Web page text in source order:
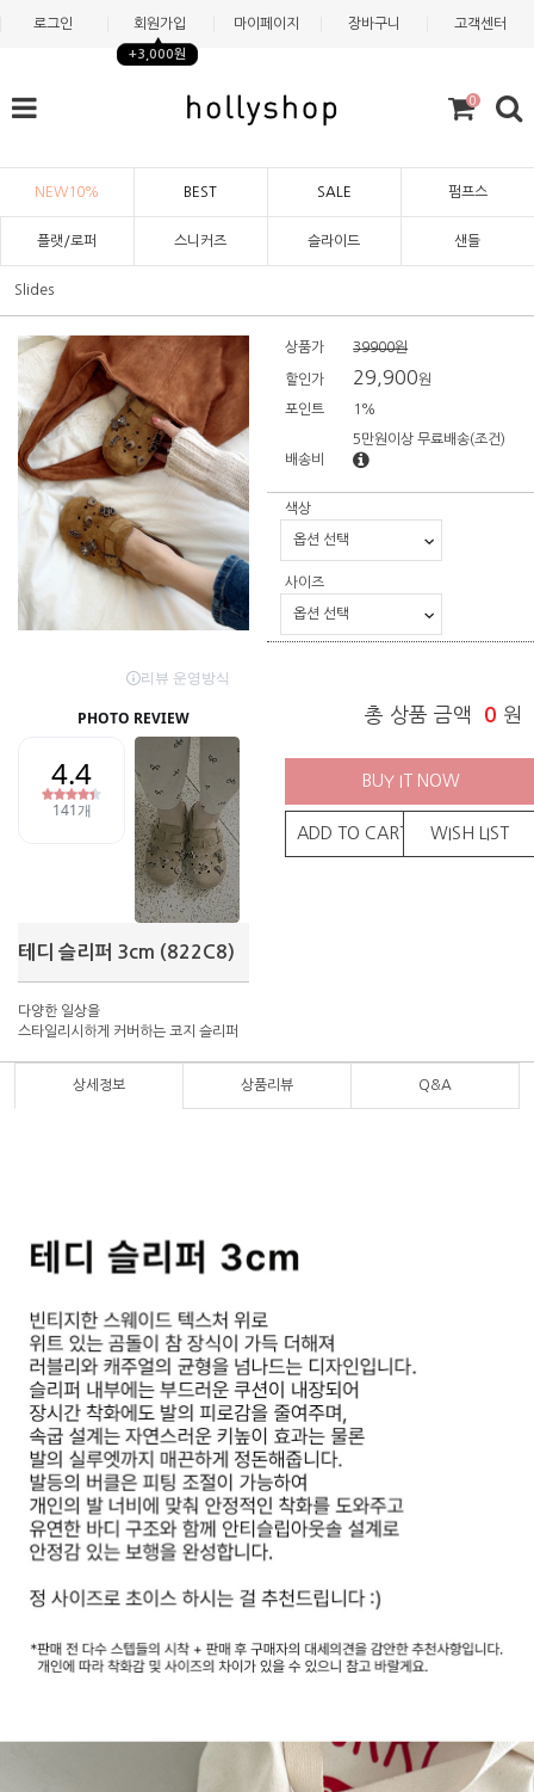
로그인 회원가입
+3,000원
마이페이지 장바구니 고객센터
0
NEW10% BEST SALE 펌프스
플랫/로퍼 스니커즈 슬라이드 샌들
Slides
테디 슬리퍼 3cm (822C8)
다양한 일상을
스타일리시하게 커버하는 코지 슬리퍼
상품가 39900원
할인가 29,900원
포인트 1%
배송비
5만원이상 무료배송(조건)
색상
사이즈
총 상품 금액 0 원
BUY IT NOW
ADD TO CART WISH LIST
상세정보 상품리뷰 Q&A